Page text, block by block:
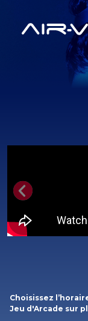
Choisissez
Jeu d'Arcade sur